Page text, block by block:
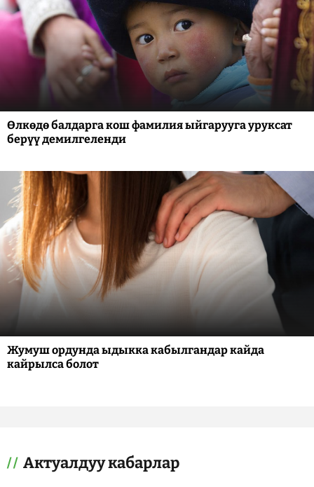
Өлкөдө балдарга кош фамилия ыйгарууга уруксат
берүү демилгеленди
Жумуш ордунда ыдыкка кабылгандар кайда
кайрылса болот
Актуалдуу кабарлар